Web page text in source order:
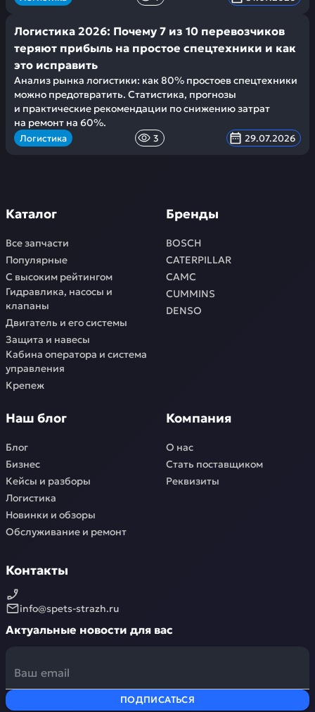
Логистика 2026: Почему 7 из 10 перевозчиков
теряют прибыль на простое спецтехники и как
это исправить
Анализ рынка логистики: как 80% простоев спецтехники
можно предотвратить. Статистика, прогнозы
и практические рекомендации по снижению затрат
на ремонт на 60%.
Логистика 3 29.07.2026
Каталог
Все запчасти
Популярные
С высоким рейтингом
Гидравлика, насосы и
клапаны
Двигатель и его системы
Защита и навесы
Кабина оператора и система
управления
Крепеж
Бренды
BOSCH
CATERPILLAR
CAMC
CUMMINS
DENSO
Наш блог
Блог
Бизнес
Кейсы и разборы
Логистика
Новинки и обзоры
Обслуживание и ремонт
Компания
О нас
Стать поставщиком
Реквизиты
Контакты
info@spets-strazh.ru
Актуальные новости для вас
ПОДПИСАТЬСЯ